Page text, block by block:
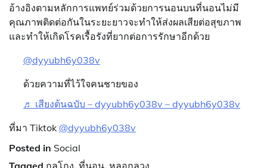
อ้างอิงตามหลักการแพทย์ร่วมด้วยการนอนบนที่นอนไม่มี
คุณภาพติดต่อกันในระยะยาวจะทำให้ส่งผลเสียต่อสุขภาพ
และทำให้เกิดโรคเรื้อรังที่ยากต่อการรักษาอีกด้วย
@dyyubh6y038v
ด้วยความที่ไว้ใจคนชายของ
♬ เสียงต้นฉบับ – dyyubh6y038v – dyyubh6y038v
ที่มา Tiktok @dyyubh6y038v
Posted in Social
Tagged กลโกง, ที่นอน, หลอกลวง